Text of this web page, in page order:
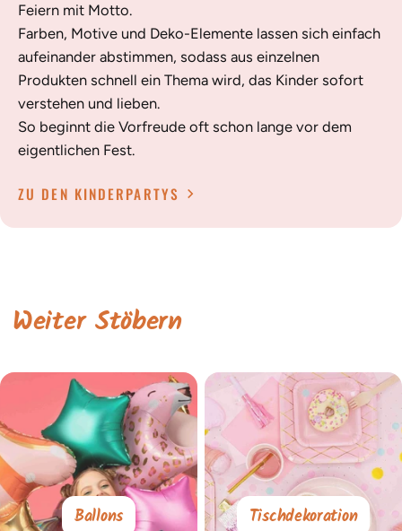
Feiern mit Motto.
Farben, Motive und Deko-Elemente lassen sich einfach
aufeinander abstimmen, sodass aus einzelnen
Produkten schnell ein Thema wird, das Kinder sofort
verstehen und lieben.
So beginnt die Vorfreude oft schon lange vor dem
eigentlichen Fest.
ZU DEN KINDERPARTYS
Weiter Stöbern
Ballons Tischdekoration